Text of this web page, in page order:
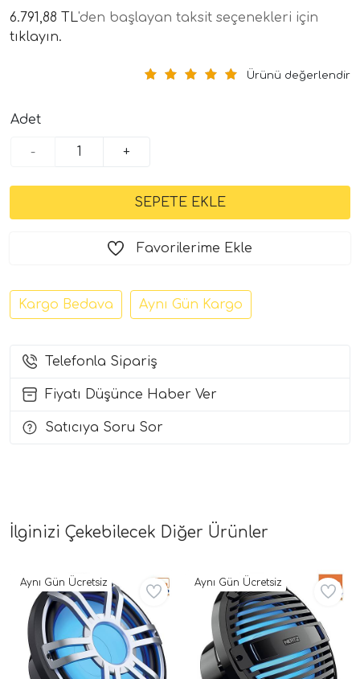
Modelleri
Setleri)
6.791,88 TL'den başlayan taksit seçenekleri için
tıklayın.
Ürünü değerlendir
Adet
- +
Favorilerime Ekle
Kargo Bedava Aynı Gün Kargo
Telefonla Sipariş
Fiyatı Düşünce Haber Ver
Satıcıya Soru Sor
İlginizi Çekebilecek Diğer Ürünler
Aynı Gün Ücretsiz Aynı Gün Ücretsiz